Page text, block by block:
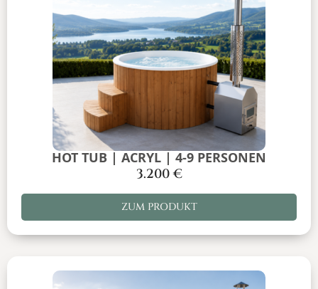
HOT TUB | ACRYL | 4-9 PERSONEN
3.200€
ZUM PRODUKT